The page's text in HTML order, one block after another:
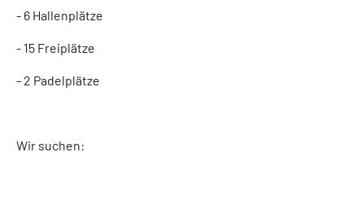
- 6 Hallenplätze
- 15 Freiplätze
- 2 Padelplätze
Wir suchen: